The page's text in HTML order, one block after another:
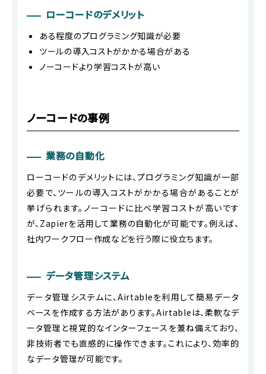
ローコードのデメリット
ある程度のプログラミング知識が必要
ツールの導入コストがかかる場合がある
ノーコードより学習コストが高い
ノーコードの事例
業務の自動化
ローコードのデメリットには、プログラミング知識が一部
必要で、ツールの導入コストがかかる場合があることが
挙げられます。ノーコードに比べ学習コストが高いです
が、Zapierを活用して業務の自動化が可能です。例えば、
社内ワークフロー作成などを行う際に役立ちます。
データ管理システム
データ管理システムに、Airtableを利用して簡易データ
ベースを作成する方法があります。Airtableは、柔軟なデ
ータ管理と視覚的なインターフェースを兼ね備えており、
非技術者でも直感的に操作できます。これにより、効率的
なデータ管理が可能です。